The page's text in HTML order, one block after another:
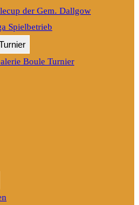
der Gem. Dallgow
Spielbetrieb
Boule Turnier